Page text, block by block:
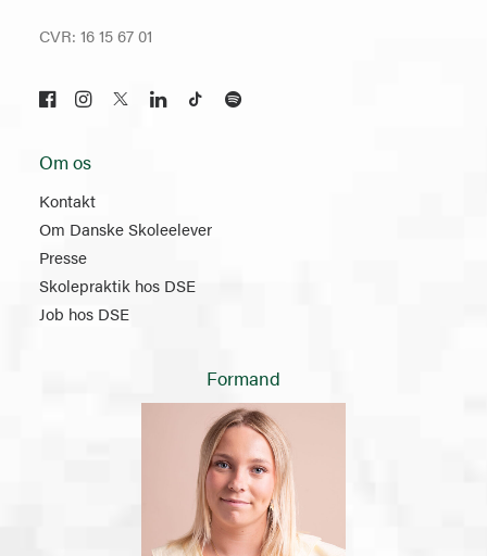
CVR: 16 15 67 01
Om os
Kontakt
Om Danske Skoleelever
Presse
Skolepraktik hos DSE
Job hos DSE
Formand